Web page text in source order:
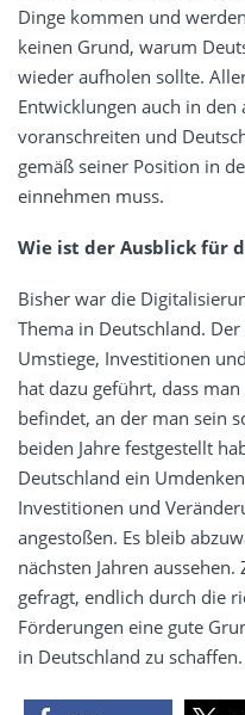
Dinge kommen und
keinen Grund, warum
wieder aufholen sollte.
Entwicklungen auch in
voranschreiten und
gemäß seiner Position in
einnehmen muss.
Wie ist der Ausblick für
Bisher war die
Thema in Deutschland.
Umstiege, Investitionen
hat dazu geführt, dass
befindet, an der man sein
beiden Jahre festgestellt
Deutschland ein
Investitionen und
angestoßen. Es bleib
nächsten Jahren
gefragt, endlich durch die
Förderungen eine gute
in Deutschland zu schaffen.